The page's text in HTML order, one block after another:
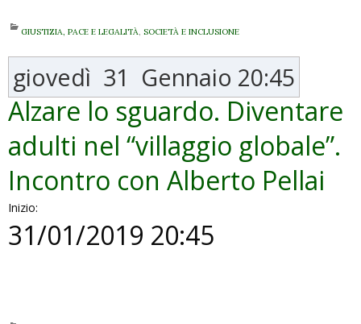
GIUSTIZIA, PACE E LEGALITÀ, SOCIETÀ E INCLUSIONE
giovedì 31 Gennaio 20:45
Alzare lo sguardo. Diventare
adulti nel “villaggio globale”.
Incontro con Alberto Pellai
Inizio:
31/01/2019 20:45